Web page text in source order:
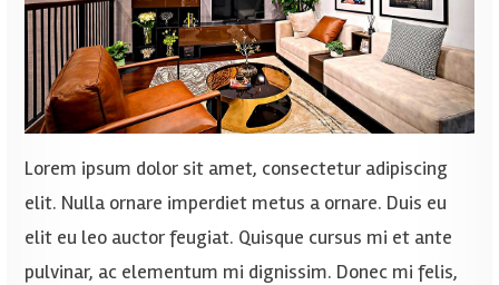
Lorem ipsum dolor sit amet, consectetur adipiscing
elit. Nulla ornare imperdiet metus a ornare. Duis eu
elit eu leo auctor feugiat. Quisque cursus mi et ante
pulvinar, ac elementum mi dignissim. Donec mi felis,